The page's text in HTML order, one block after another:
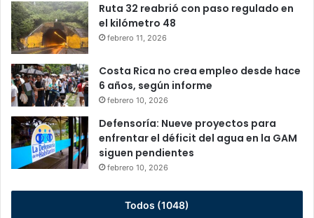
Ruta 32 reabrió con paso regulado en
el kilómetro 48
febrero 11, 2026
Costa Rica no crea empleo desde hace
6 años, según informe
febrero 10, 2026
Defensoría: Nueve proyectos para
enfrentar el déficit del agua en la GAM
siguen pendientes
febrero 10, 2026
Todos (1048)